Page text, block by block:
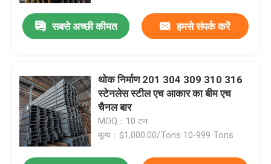
सबसे अच्छी कीमत हमसे संपर्क करें
थोक निर्माण 201 304 309 310 316
स्टेनलेस स्टील एच आकार का बीम एच
चैनल बार
MOQ：10 टन
मूल्य：$1,000.00/Tons 10-999 Tons